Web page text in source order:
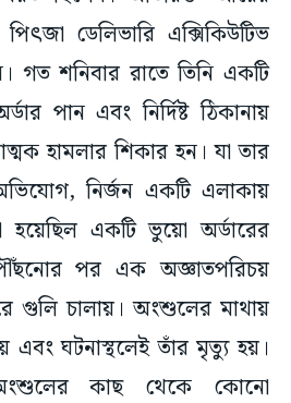
পিৎজা ডেলিভারি এক্সিকিউটিভ
গত শনিবার রাতে তিনি একটি
পান এবং নির্দিষ্ট ঠিকানায়
হামলার শিকার হন। যা তার
নির্জন একটি এলাকায়
হয়েছিল একটি ভুয়ো অর্ডারের
পর এক অজ্ঞাতপরিচয়
গুলি চালায়। অংশুলের মাথায়
ঘটনাস্থলেই তাঁর মৃত্যু হয়।
অংশুলের কাছ থেকে কোনো